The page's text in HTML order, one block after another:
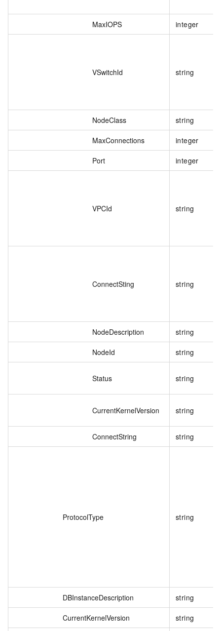
MaxIOPS integer
VSwitchId string
NodeClass string
MaxConnections integer
Port integer
VPCId string
ConnectSting string
NodeDescription string
NodeId string
Status string
CurrentKernelVersion string
ConnectString string
ProtocolType string
DBInstanceDescription string
CurrentKernelVersion string